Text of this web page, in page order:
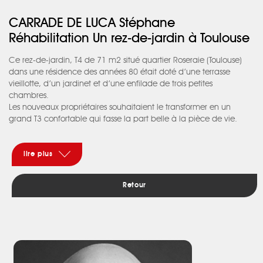
CARRADE DE LUCA Stéphane
Réhabilitation Un rez-de-jardin à Toulouse
Ce rez-de-jardin, T4 de 71 m2 situé quartier Roseraie (Toulouse)
dans une résidence des années 80 était doté d’une terrasse
vieillotte, d’un jardinet et d’une enfilade de trois petites
chambres.
Les nouveaux propriétaires souhaitaient le transformer en un
grand T3 confortable qui fasse la part belle à la pièce de vie.
vue plongeante sur la cuisine laboratoire ouverte sur le séjour et
dotée d’un grand plan de travail.
La terrasse, entièrement fermée et ré-isolée, est devenue une salle
à manger cosy. Equipée d’un mur de rangements, elle est
organisée comme un bow-window après la création de trois
dressing communicant avec la chambre parentale et une
buanderie. Grâce à ces transformations astucieuses,
lire plus
Retour